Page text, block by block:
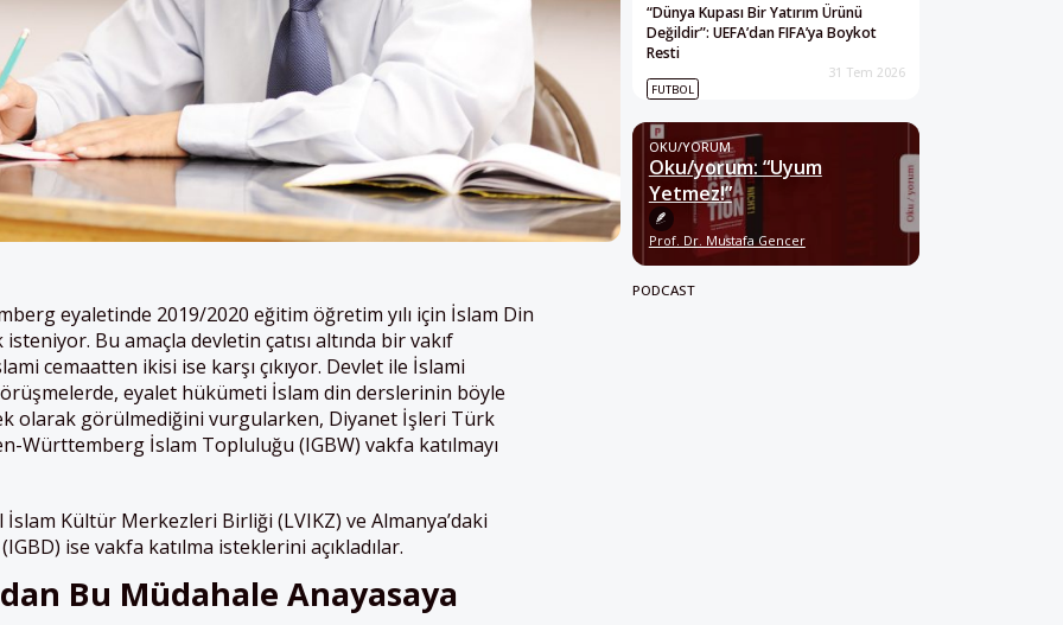
eyaletinde 2019/2020 eğitim öğretim yılı için İslam Din
Bu amaçla devletin çatısı altında bir vakıf
cemaatten ikisi ise karşı çıkıyor. Devlet ile İslami
eyalet hükümeti İslam din derslerinin böyle
olarak görülmediğini vurgularken, Diyanet İşleri Türk
Württemberg İslam Topluluğu (IGBW) vakfa katılmayı
Kültür Merkezleri Birliği (LVIKZ) ve Almanya’daki
ise vakfa katılma isteklerini açıkladılar.
Bu Müdahale Anayasaya
“Dünya Kupası Bir Yatırım Ürünü
Değildir”: UEFA’dan FIFA’ya Boykot
Resti
FUTBOL
31 Tem 2026
OKU/YORUM
Oku/yorum: “Uyum
Yetmez!”
Prof. Dr. Mustafa Gencer
PODCAST